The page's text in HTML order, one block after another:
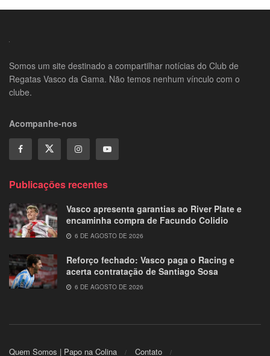
Somos um site destinado a compartilhar notícias do Club de
Regatas Vasco da Gama. Não temos nenhum vínculo com o
clube.
Acompanhe-nos
Publicações recentes
Vasco apresenta garantias ao River Plate e
encaminha compra de Facundo Colidio
6 DE AGOSTO DE 2026
Reforço fechado: Vasco paga o Racing e
acerta contratação de Santiago Sosa
6 DE AGOSTO DE 2026
Quem Somos | Papo na Colina Contato